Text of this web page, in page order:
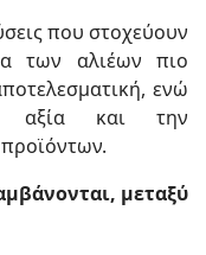
που στοχεύουν
των αλιέων πιο
ενώ
αξία και την
μεταξύ